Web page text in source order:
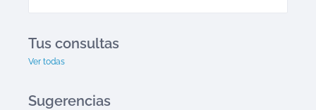
Tus consultas
Ver todas
Sugerencias